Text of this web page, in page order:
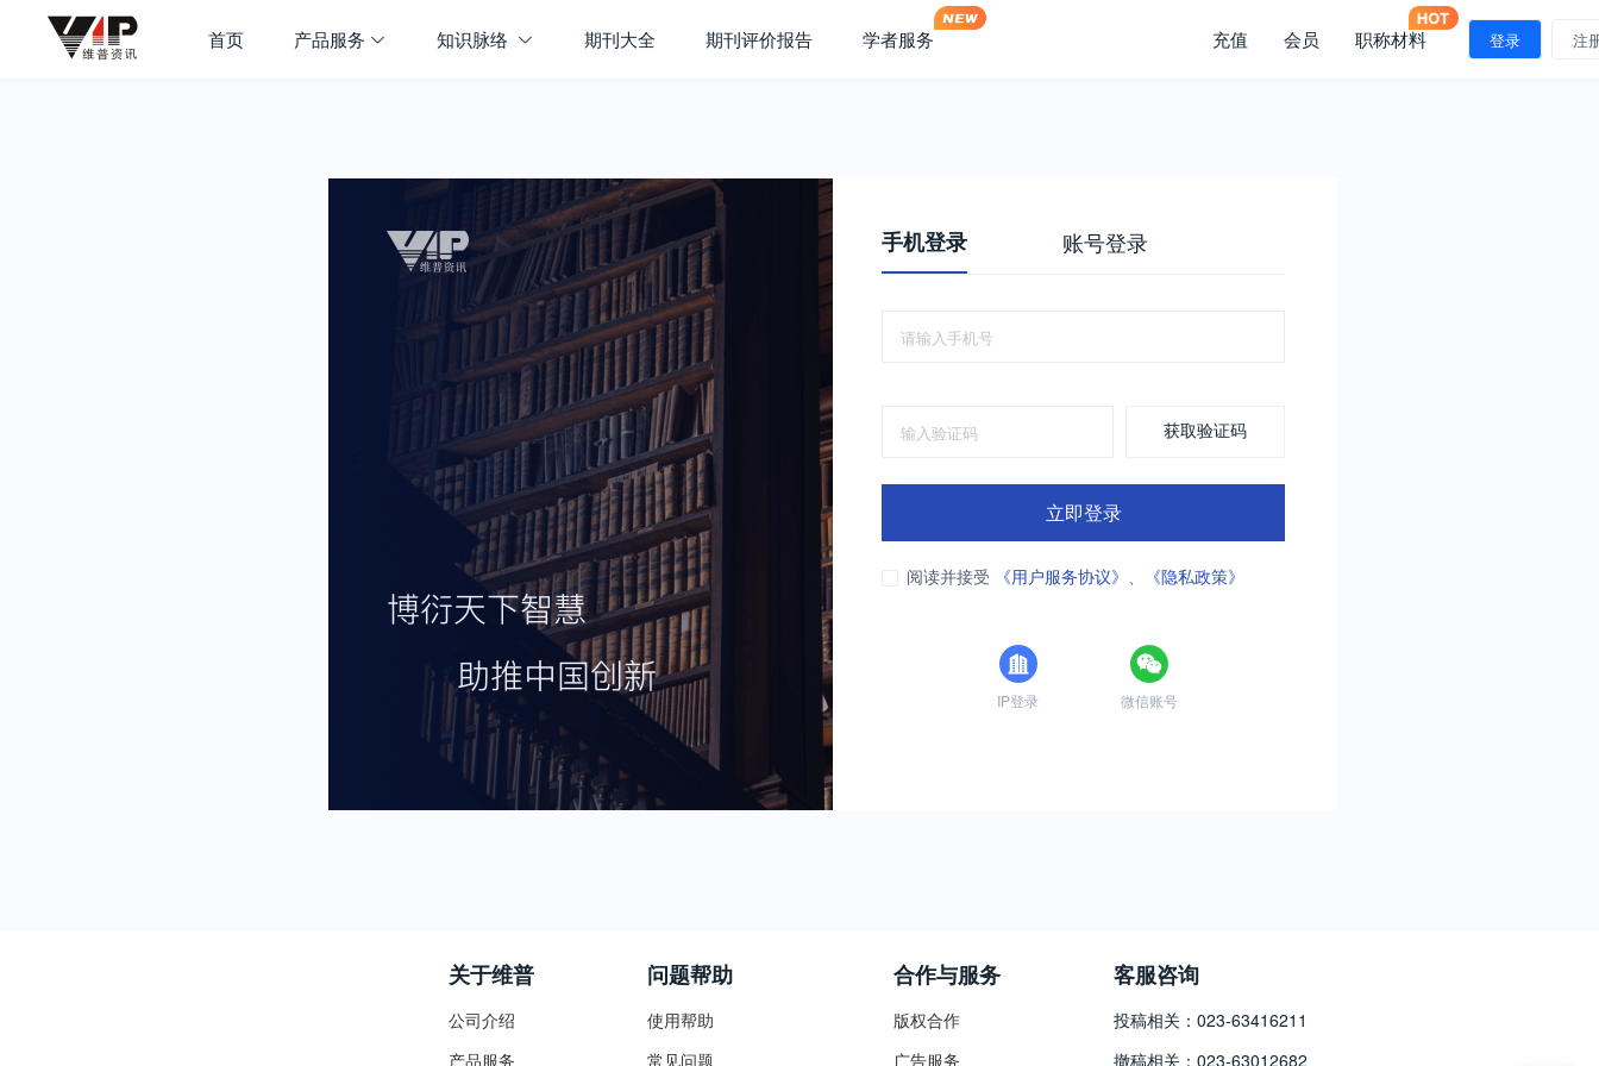
首页 产品服务 知识脉络 期刊大全 期刊评价报告 学者服务 充值 会员 职称材料 登录 注
手机登录 账号登录
获取验证码
立即登录
阅读并接受 《用户服务协议》 、 《隐私政策》
IP登录 微信账号
关于维普
公司介绍
产品服务
问题帮助
使用帮助
常见问题
合作与服务
版权合作
广告服务
客服咨询
投稿相关：023-63416211
撤稿相关：023-63012682